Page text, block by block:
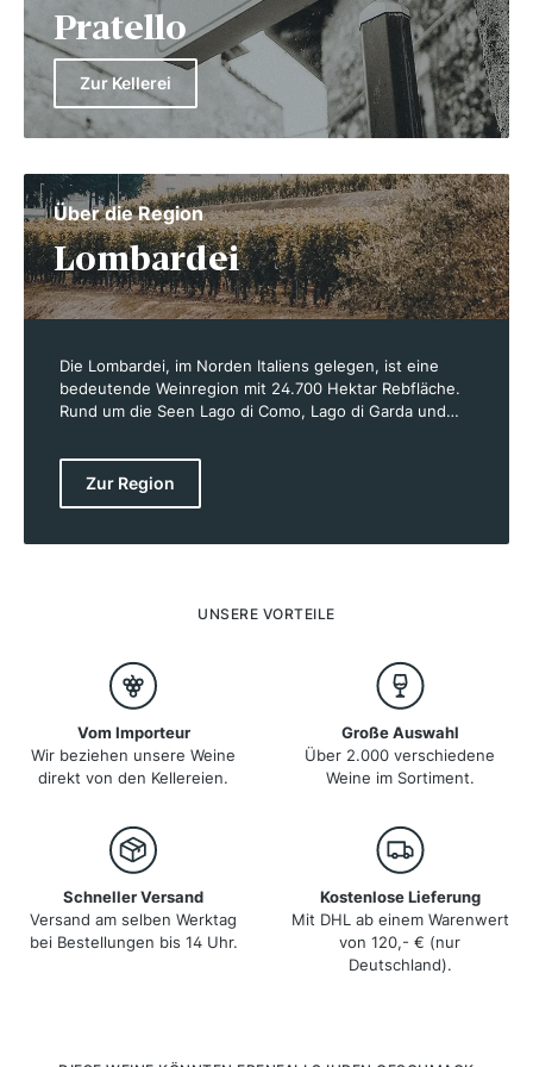
Pratello
Zur Kellerei
Über die Region
Lombardei
Die Lombardei, im Norden Italiens gelegen, ist eine
bedeutende Weinregion mit 24.700 Hektar Rebfläche.
Rund um die Seen Lago di Como, Lago di Garda und
hochwertige Weine. Berühmt ist die Region für ihre
exzellenten Schaumweine aus Franciacorta, die in der
Rot- und Weißweinen produziert, darunter Nebbiolo im
Zur Region
UNSERE VORTEILE
Vom Importeur
Wir beziehen unsere Weine
direkt von den Kellereien.
Große Auswahl
Über 2.000 verschiedene
Weine im Sortiment.
Schneller Versand
Versand am selben Werktag
bei Bestellungen bis 14 Uhr.
Kostenlose Lieferung
Mit DHL ab einem Warenwert
von 120,- € (nur
Deutschland).